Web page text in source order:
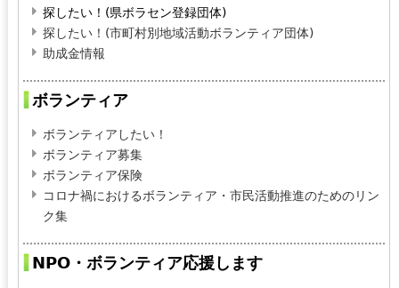
探したい！(県ボラセン登録団体)
探したい！(市町村別地域活動ボランティア団体)
助成金情報
ボランティア
ボランティアしたい！
ボランティア募集
ボランティア保険
コロナ禍におけるボランティア・市民活動推進のためのリン
ク集
NPO・ボランティア応援します